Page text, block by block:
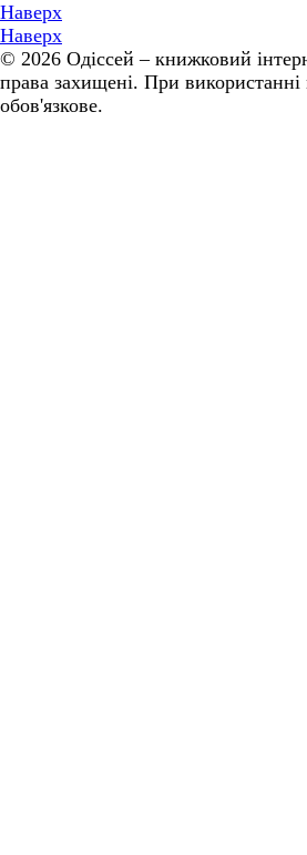
Наверх
Наверх
© 2026 Одіссей – книжковий
права захищені. При використанні
обов'язкове.